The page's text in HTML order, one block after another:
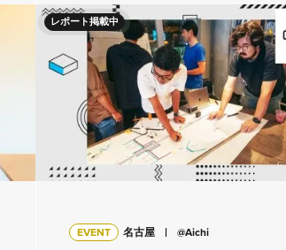
レポート掲載中
EVENT 名古屋 @Aichi